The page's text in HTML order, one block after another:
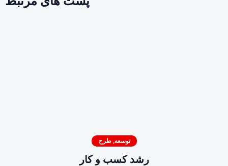
توسعه,طرح
رشد کسب و کار